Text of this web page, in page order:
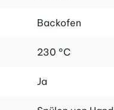
Backofen
230 °C
Ja